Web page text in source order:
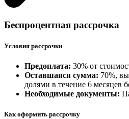
Беспроцентная рассрочка
Условия рассрочки
Предоплата: 30% от
Оставшаяся сумма: 70%,
долями в течение 6 месяцев
Необходимые документы:
Как оформить рассрочку